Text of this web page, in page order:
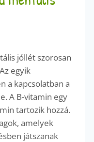
jóllét szorosan
egyik
a kapcsolatban a
A B-vitamin egy
tartozik hozzá.
amelyek
játszanak